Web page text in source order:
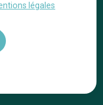
légales